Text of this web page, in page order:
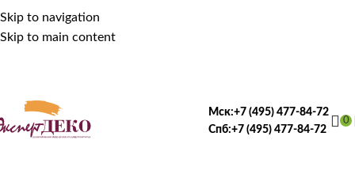
Skip to navigation
Skip to main content
Мск:+7 (495) 477-84-72
Спб:+7 (495) 477-84-72
0